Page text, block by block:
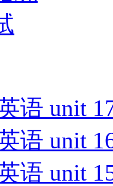
语 unit
语 unit
语 unit